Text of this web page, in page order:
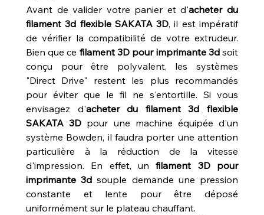
Avant de valider votre panier et d'acheter du
filament 3d flexible SAKATA 3D, il est impératif
de vérifier la compatibilité de votre extrudeur.
Bien que ce filament 3D pour imprimante 3d soit
conçu pour être polyvalent, les systèmes
"Direct Drive" restent les plus recommandés
pour éviter que le fil ne s'entortille. Si vous
envisagez d'acheter du filament 3d flexible
SAKATA 3D pour une machine équipée d'un
système Bowden, il faudra porter une attention
particulière à la réduction de la vitesse
d'impression. En effet, un filament 3D pour
imprimante 3d souple demande une pression
constante et lente pour être déposé
uniformément sur le plateau chauffant.